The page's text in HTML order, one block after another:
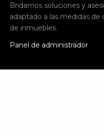
Bridamos soluciones y
adaptado a las medidas de
de inmuebles.
Panel de administrador